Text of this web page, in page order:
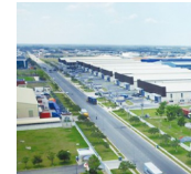
Sức khỏe